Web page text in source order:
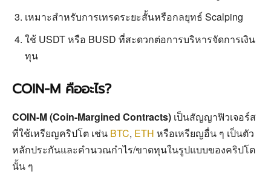
เหมาะสำหรับการเทรดระยะสั้นหรือกลยุทธ์ Scalping
ใช้ USDT หรือ BUSD ที่สะดวกต่อการบริหารจัดการเงิน
ทุน
COIN-M คืออะไร?
COIN-M (Coin-Margined Contracts) เป็นสัญญาฟิวเจอร์ส
ที่ใช้เหรียญคริปโต เช่น BTC, ETH หรือเหรียญอื่น ๆ เป็นตัว
หลักประกันและคำนวณกำไร/ขาดทุนในรูปแบบของคริปโต
นั้น ๆ